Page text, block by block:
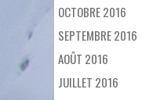
OCTOBRE 2016
SEPTEMBRE 2016
AOÛT 2016
JUILLET 2016